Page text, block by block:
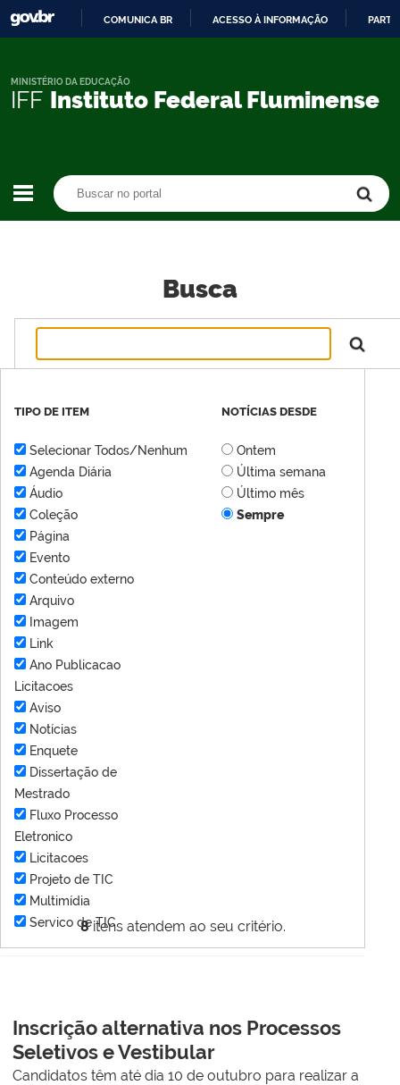
CONTEÚDO
COMUNICA BR ACESSO À INFORMAÇÃO
IFF Instituto Federal Fluminense
MINISTÉRIO DA EDUCAÇÃO
Busca
8itens atendem ao seu critério.
TIPO DE ITEM
Selecionar Todos/Nenhum
Agenda Diária
Áudio
Coleção
Página
Evento
Conteúdo externo
Arquivo
Imagem
Link
Ano Publicacao
Licitacoes
Aviso
Notícias
Enquete
Dissertação de
Mestrado
Fluxo Processo
Eletronico
Licitacoes
Projeto de TIC
Multimídia
Servico de TIC
NOTÍCIAS DESDE
Ontem
Última semana
Último mês
Sempre
Inscrição alternativa nos Processos
Seletivos e Vestibular
Candidatos têm até dia 10 de outubro para realizar a